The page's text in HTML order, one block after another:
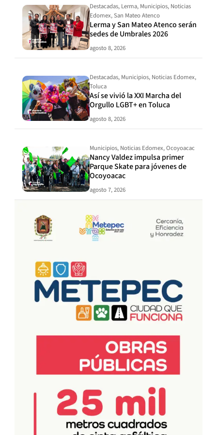
Destacadas, Lerma, Municipios, Noticias
Edomex,San Mateo Atenco
Lerma y San Mateo Atenco serán
sedes de Umbrales 2026
agosto 8, 2026
Destacadas, Municipios, Noticias Edomex,
Toluca
Así se vivió la XXI Marcha del
Orgullo LGBT+ en Toluca
agosto 8, 2026
Municipios, Noticias Edomex,Ocoyoacac
Nancy Valdez impulsa primer
Parque Skate para jóvenes de
Ocoyoacac
agosto 7, 2026